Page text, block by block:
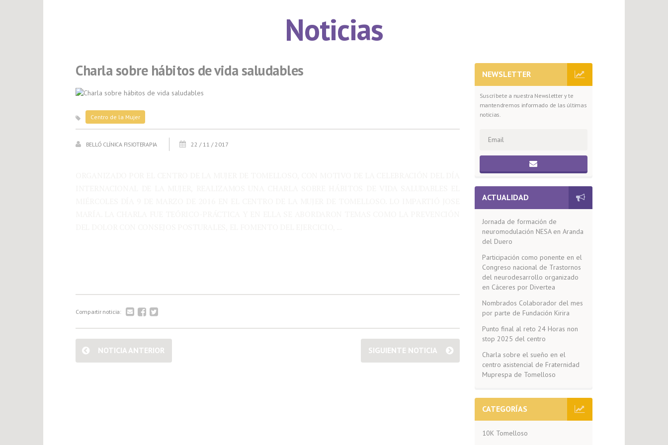
Noticias
Charla sobre hábitos de vida saludables
Centro de la Mujer
BELLÓ CLÍNICA FISIOTERAPIA 22 / 11 / 2017
Compartir noticia:
NOTICIA ANTERIOR SIGUIENTE NOTICIA
NEWSLETTER
Suscríbete a nuestra Newsletter y te
mantendremos informado de las últimas
noticias.
ACTUALIDAD
Jornada de formación de
neuromodulación NESA en Aranda
del Duero
Participación como ponente en el
Congreso nacional de Trastornos
del neurodesarrollo organizado
en Cáceres por Divertea
Nombrados Colaborador del mes
por parte de Fundación Kirira
Punto final al reto 24 Horas non
stop 2025 del centro
Charla sobre el sueño en el
centro asistencial de Fraternidad
Muprespa de Tomelloso
CATEGORÍAS
10K Tomelloso